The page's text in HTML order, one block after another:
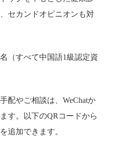
セカンドオピニオンも対
（すべて中国語1級認定資
配やご相談は、WeChatか
す。以下のQRコードから
追加できます。